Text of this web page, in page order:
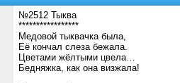
№2512 Тыква
*****************
Медовой тыквачка была,
Её кончал слеза бежала.
Цветами жёлтыми цвела…
Бедняжка, как она визжала!